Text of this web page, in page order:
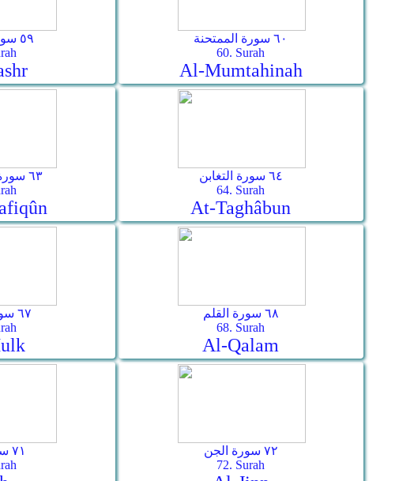
٥٩ سورة الحشر
٦٠ سورة الممتحنة
60. Surah
Al-Mumtahinah
٦٣ سورة المنافقون
٦٤ سورة التغابن
64. Surah
At-Taghâbun
٦٧ سورة الملك
٦٨ سورة القلم
68. Surah
Al-Qalam
٧١ سورة نوح
٧٢ سورة الجن
72. Surah